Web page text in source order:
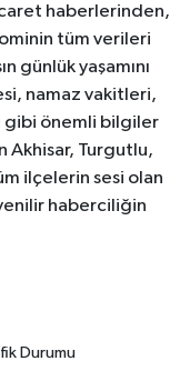
haberlerinden,
tüm verileri
günlük yaşamını
namaz vakitleri,
gibi önemli bilgiler
Akhisar, Turgutlu,
ilçelerin sesi olan
haberciliğin
Durumu